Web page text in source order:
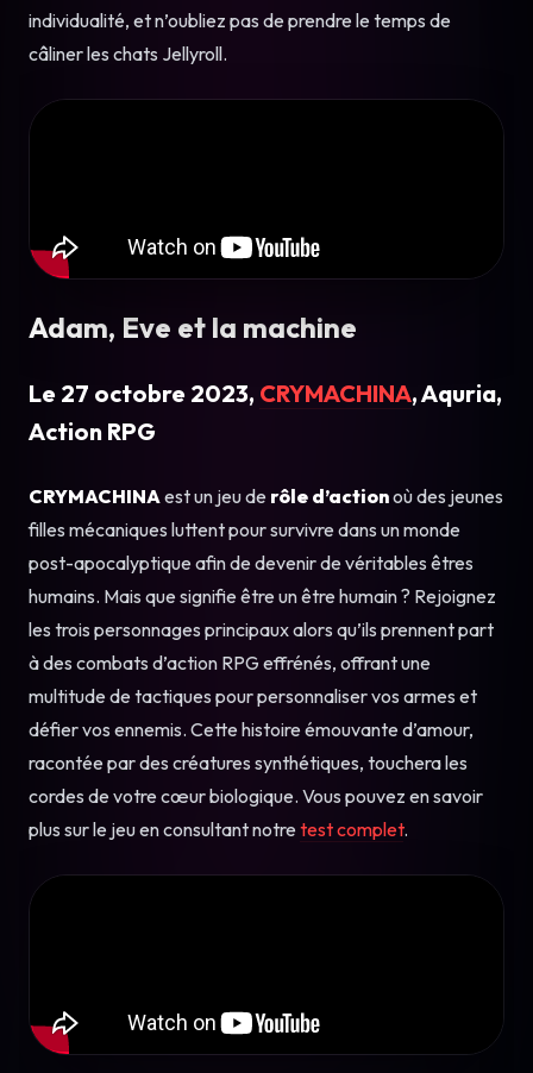
individualité, et n’oubliez pas de prendre le temps de
câliner les chats Jellyroll.
Adam, Eve et la machine
Le 27 octobre 2023, CRYMACHINA, Aquria,
Action RPG
CRYMACHINA est un jeu de rôle d’actionoù des jeunes
filles mécaniques luttent pour survivre dans un monde
post-apocalyptique afin de devenir de véritables êtres
humains. Mais que signifie être un être humain ? Rejoignez
les trois personnages principaux alors qu’ils prennent part
à des combats d’action RPG effrénés, offrant une
multitude de tactiques pour personnaliser vos armes et
défier vos ennemis. Cette histoire émouvante d’amour,
racontée par des créatures synthétiques, touchera les
cordes de votre cœur biologique. Vous pouvez en savoir
plus sur le jeu en consultant notre test complet.